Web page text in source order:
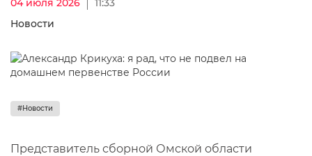
04 июля 2026
11:33
Новости
#Новости
Представитель сборной Омской области